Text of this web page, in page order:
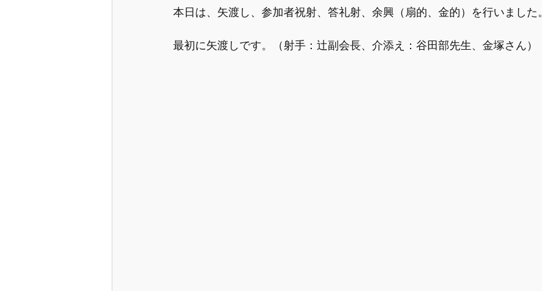
本日は、矢渡し、参加者祝射、答礼射、余興（扇的、金的）を行いました。
最初に矢渡しです。（射手：辻副会長、介添え：谷田部先生、金塚さん）